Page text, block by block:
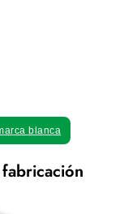
blanca